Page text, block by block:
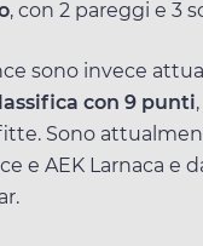
, con 2 pareggi e 3
sono invece
con 9 punti
Sono
e AEK Larnaca e